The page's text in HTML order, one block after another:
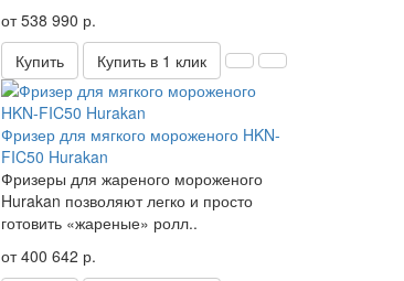
от 538 990 р.
Купить
Купить в 1 клик
Фризер для мягкого мороженого HKN-
FIC50 Hurakan
Фризеры для жареного мороженого
Hurakan позволяют легко и просто
готовить «жареные» ролл..
от 400 642 р.